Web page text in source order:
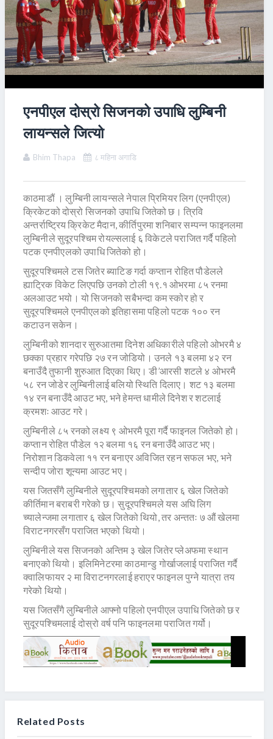
एनपीएल दोस्रो सिजनको उपाधि लुम्बिनी
लायन्सले जित्यो
Bhim Thapa ८ महिना अगाडि
काठमाडौं । लुम्बिनी लायन्सले नेपाल प्रिमियर लिग (एनपीएल)
क्रिकेटको दोस्रो सिजनको उपाधि जितेको छ। त्रिवि
अन्तर्राष्ट्रिय क्रिकेट मैदान, कीर्तिपुरमा शनिबार सम्पन्न फाइनलमा
लुम्बिनीले सुदूरपश्चिम रोयल्सलाई ६ विकेटले पराजित गर्दै पहिलो
पटक एनपीएलको उपाधि जितेको हो।
सुदूरपश्चिमले टस जितेर ब्याटिङ गर्दा कप्तान रोहित पौडेलले
ह्याट्रिक विकेट लिएपछि उनको टोली १९.१ ओभरमा ८५ रनमा
अलआउट भयो। यो सिजनको सबैभन्दा कम स्कोर हो र
सुदूरपश्चिमले एनपीएलको इतिहासमा पहिलो पटक १०० रन
कटाउन सकेन।
लुम्बिनीको शानदार सुरुआतमा दिनेश अधिकारीले पहिलो ओभरमै ४
छक्का प्रहार गरेपछि २७ रन जोडियो। उनले १३ बलमा ४२ रन
बनाउँदै तुफानी शुरुआत दिएका थिए। डी’आरसी शटले ४ ओभरमै
५८ रन जोडेर लुम्बिनीलाई बलियो स्थिति दिलाए। शट १३ बलमा
१४ रन बनाउँदै आउट भए, भने हेमन्त धामीले दिनेश र शटलाई
क्रमशः आउट गरे।
लुम्बिनीले ८५ रनको लक्ष्य ९ ओभरमै पूरा गर्दै फाइनल जितेको हो।
कप्तान रोहित पौडेल १२ बलमा १६ रन बनाउँदै आउट भए।
निरोशान डिकवेला ११ रन बनाएर अविजित रहन सफल भए, भने
सन्दीप जोरा शून्यमा आउट भए।
यस जितसँगै लुम्बिनीले सुदूरपश्चिमको लगातार ६ खेल जितेको
कीर्तिमान बराबरी गरेको छ। सुदूरपश्चिमले यस अघि लिग
च्यालेन्जमा लगातार ६ खेल जितेको थियो, तर अन्ततः ७ औं खेलमा
विराटनगरसँग पराजित भएको थियो।
लुम्बिनीले यस सिजनको अन्तिम ३ खेल जितेर प्लेअफमा स्थान
बनाएको थियो। इलिमिनेटरमा काठमान्डु गोर्खाजलाई पराजित गर्दै
क्वालिफायर २ मा विराटनगरलाई हराएर फाइनल पुग्ने यात्रा तय
गरेको थियो।
यस जितसँगै लुम्बिनीले आफ्नो पहिलो एनपीएल उपाधि जितेको छ र
सुदूरपश्चिमलाई दोस्रो वर्ष पनि फाइनलमा पराजित गर्यो।
Related Posts